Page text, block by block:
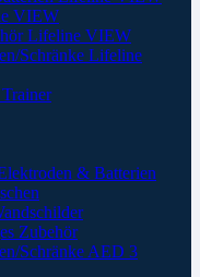
VIEW
Lifeline VIEW
Schränke Lifeline
& Batterien
Zubehör
Schränke AED 3